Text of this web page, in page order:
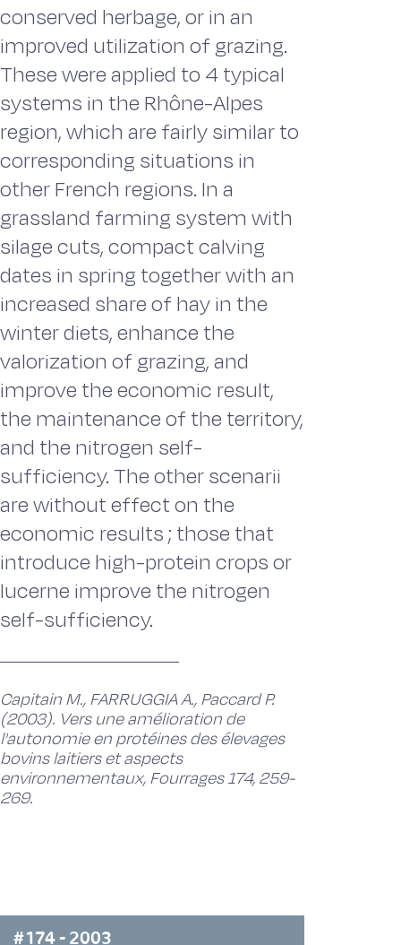
conserved herbage, or in an
improved utilization of grazing.
These were applied to 4 typical
systems in the Rhône-Alpes
region, which are fairly similar to
corresponding situations in
other French regions. In a
grassland farming system with
silage cuts, compact calving
dates in spring together with an
increased share of hay in the
winter diets, enhance the
valorization of grazing, and
improve the economic result,
the maintenance of the territory,
and the nitrogen self-
sufficiency. The other scenarii
are without effect on the
economic results ; those that
introduce high-protein crops or
lucerne improve the nitrogen
self-sufficiency.
Capitain M., FARRUGGIA A., Paccard P.
(2003). Vers une amélioration de
l'autonomie en protéines des élevages
bovins laitiers et aspects
environnementaux, Fourrages 174, 259-
269.
#174 - 2003